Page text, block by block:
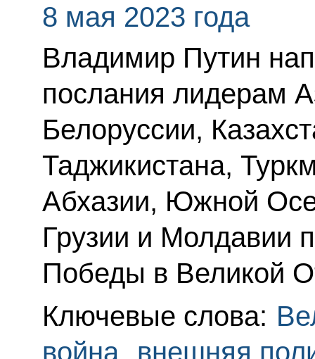
8 мая 2023 года
Владимир Путин
послания лидерам
Белоруссии,
Таджикистана,
Абхазии, Южной
Грузии и Молдавии
Победы в Великой
Ключевые слова:
война, внешняя